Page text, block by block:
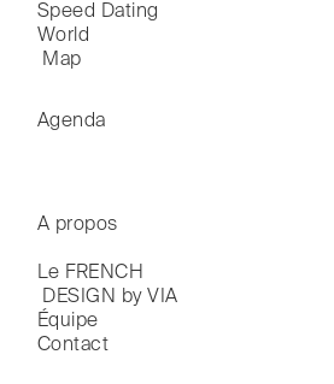
Speed Dating
World
Map
Agenda
A propos
Le FRENCH
DESIGN by VIA
Équipe
Contact